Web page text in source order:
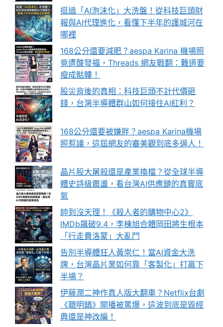
挺過「AI泡沫化」大洗盤！從科技巨頭財
報與AI代理進化，看懂下半年的護城河在
哪裡
168公分還要減肥？aespa Karina 機場照
竟遭酸發福，Threads 網友戰翻：難道要
瘦成骷髏！
股災背後的真相：科技巨頭不計代價砸
錢，台灣半導體群山如何接住AI紅利？
168公分還要被嫌胖？aespa Karina機場
照惹議，這屆網友的審美觀到底多逼人！
晶片股大屠殺還是產業換檔？從全球半導
體史詩級震盪，看台灣AI供應鏈的真實底
氣
帥到沒天理！《殺人者的購物中心2》
IMDb飆破9.4，李棟旭合體岡田將生根本
「行走費洛蒙」大亂鬥
告別半導體狂人黃崇仁！當AI資金大洗
牌，台灣晶片業如何靠「客製化」打贏下
半場？
伊藤潤二神作真人版大翻車？Netflix台劇
《聰明鎮》開播被罵爆，這波到底是毀經
典還是神改編！